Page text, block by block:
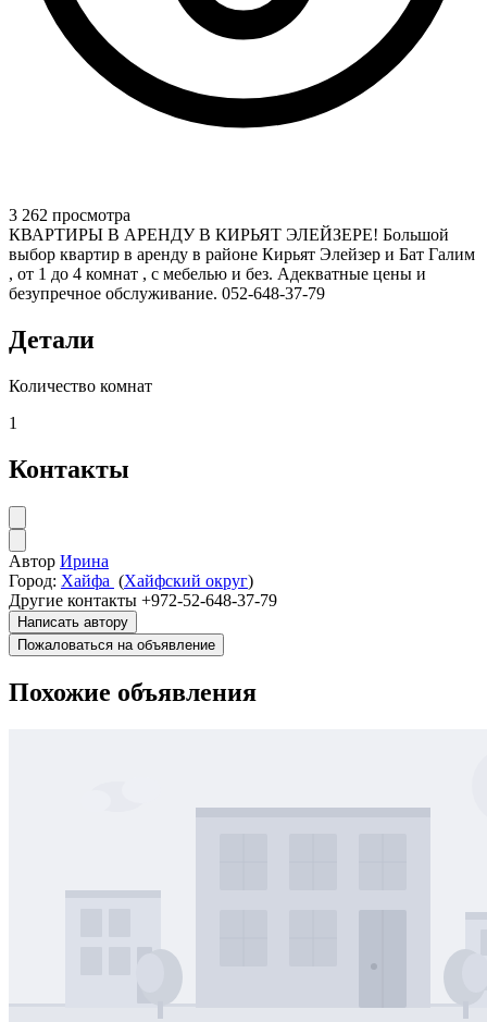
3 262 просмотра
КВАРТИРЫ В АРЕНДУ В КИРЬЯТ ЭЛЕЙЗЕРЕ! Большой
выбор квартир в аренду в районе Кирьят Элейзер и Бат Галим
, от 1 до 4 комнат , с мебелью и без. Адекватные цены и
безупречное обслуживание. 052-648-37-79
Детали
Количество комнат
1
Контакты
Автор Ирина
Город: Хайфа (Хайфский округ)
Другие контакты +972-52-648-37-79
Написать автору
Пожаловаться на объявление
Похожие объявления